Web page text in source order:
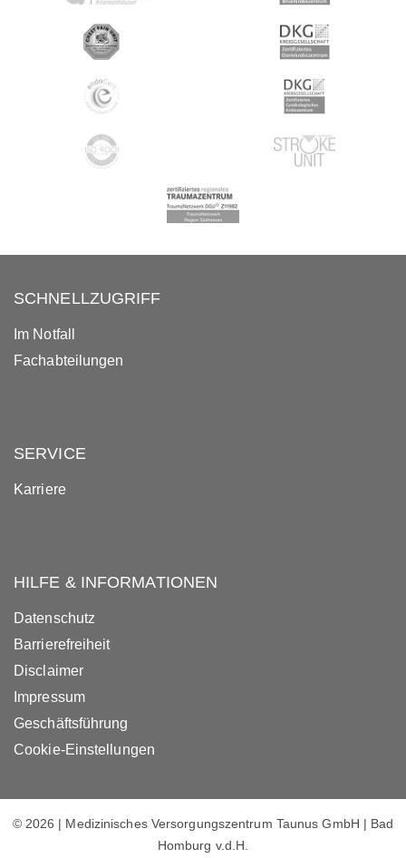
SCHNELLZUGRIFF
Im Notfall
Fachabteilungen
SERVICE
Karriere
HILFE & INFORMATIONEN
Datenschutz
Barrierefreiheit
Disclaimer
Impressum
Geschäftsführung
Cookie-Einstellungen
© 2026 | Medizinisches Versorgungszentrum Taunus GmbH | Bad
Homburg v.d.H.